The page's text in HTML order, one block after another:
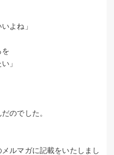
よね」
を
」
のでした。
ルマガに記載をいたしまし